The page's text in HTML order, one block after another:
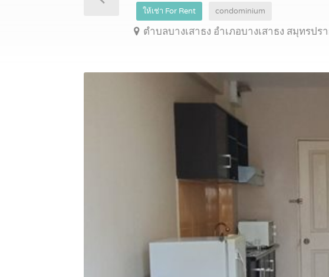
ให้เช่า For Rent condominium
ตำบลบางเสาธง อำเภอบางเสาธง สมุทรปร